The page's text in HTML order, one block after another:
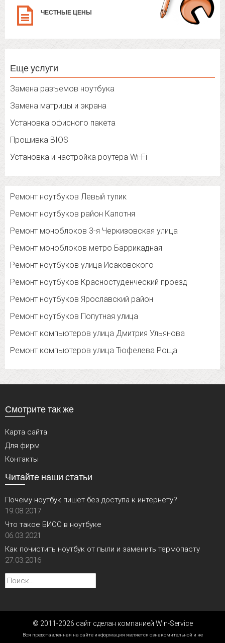
ЧЕСТНЫЕ ЦЕНЫ
Еще услуги
Замена разъемов ноутбука
Замена матрицы и экрана
Установка офисного пакета
Прошивка BIOS
Установка и настройка роутера Wi-Fi
Ремонт ноутбуков Левый тупик
Ремонт ноутбуков район Капотня
Ремонт моноблоков 3-я Черкизовская улица
Ремонт моноблоков метро Баррикадная
Ремонт ноутбуков улица Исаковского
Ремонт ноутбуков Красностуденческий проезд
Ремонт ноутбуков Ярославский район
Ремонт ноутбуков Попутная улица
Ремонт компьютеров улица Дмитрия Ульянова
Ремонт компьютеров улица Тюфелева Роща
Смотрите так же
Карта сайта
Для фирм
Контакты
Читайте наши статьи
Почему ноутбук пишет без доступа к интернету?
19.08.2017
Что такое БИОС в ноутбуке
06.03.2021
Как почистить ноутбук от пыли и заменить термопасту
27.03.2016
Найти:
© 2011-2026 сайт сделан компанией Win-Service
Вся представленная на сайте информация является ознакомительной и не